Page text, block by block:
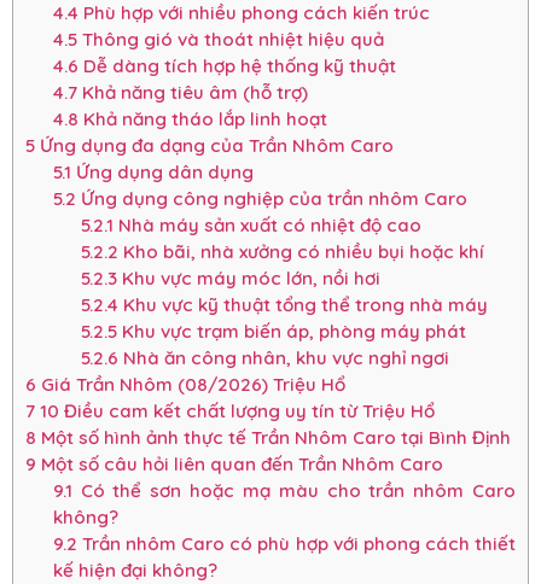
4.4 Phù hợp với nhiều phong cách kiến trúc
4.5Thông gió và thoát nhiệt hiệu quả
4.6 Dễ dàng tích hợp hệ thống kỹ thuật
4.7Khả năng tiêu âm (hỗ trợ)
4.8 Khả năng tháo lắp linh hoạt
5 Ứng dụng đa dạng của Trần Nhôm Caro
5.1 Ứng dụng dân dụng
5.2 Ứng dụng công nghiệp của trần nhôm Caro
5.2.1 Nhà máy sản xuất có nhiệt độ cao
5.2.2 Kho bãi, nhà xưởng có nhiều bụi hoặc khí
5.2.3Khu vực máy móc lớn, nồi hơi
5.2.4 Khu vực kỹ thuật tổng thể trong nhà máy
5.2.5Khu vực trạm biến áp, phòng máy phát
5.2.6 Nhà ăn công nhân, khu vực nghỉ ngơi
6 Giá Trần Nhôm (08/2026) Triệu Hổ
7 10 Điều cam kết chất lượng uy tín từ Triệu Hổ
8 Một số hình ảnh thực tế Trần Nhôm Caro tại Bình Định
9 Một số câu hỏi liên quan đến Trần Nhôm Caro
9.1 Có thể sơn hoặc mạ màu cho trần nhôm Caro
không?
9.2 Trần nhôm Caro có phù hợp với phong cách thiết
kế hiện đại không?